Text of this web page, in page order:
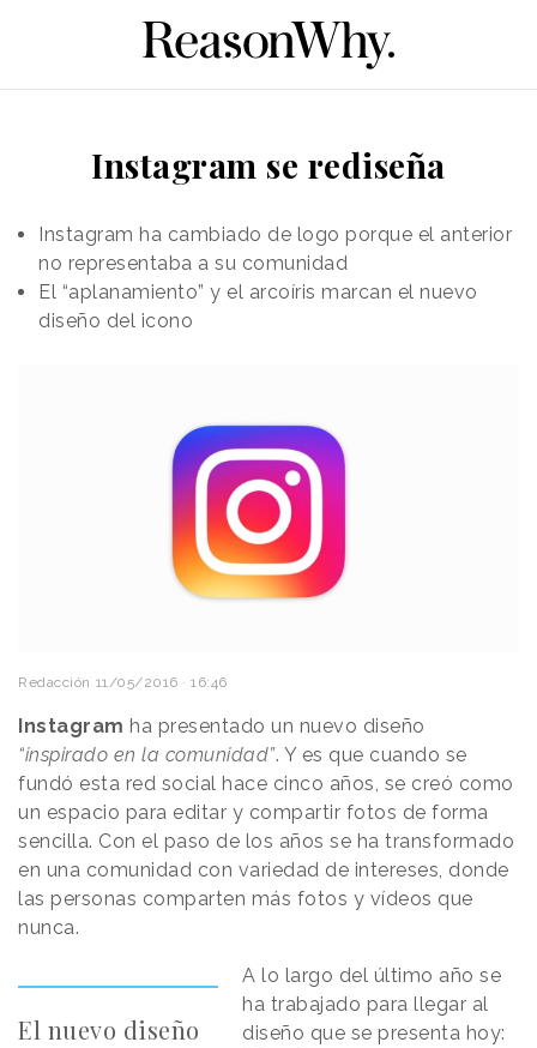
Instagram se rediseña
Instagram ha cambiado de logo porque el anterior
no representaba a su comunidad
El “aplanamiento” y el arcoíris marcan el nuevo
diseño del icono
Redacción 11/05/2016 · 16:46
Instagram ha presentado un nuevo diseño
“inspirado en la comunidad”. Y es que cuando se
fundó esta red social hace cinco años, se creó como
un espacio para editar y compartir fotos de forma
sencilla. Con el paso de los años se ha transformado
en una comunidad con variedad de intereses, donde
las personas comparten más fotos y vídeos que
nunca.
El nuevo diseño
A lo largo del último año se
ha trabajado para llegar al
diseño que se presenta hoy: